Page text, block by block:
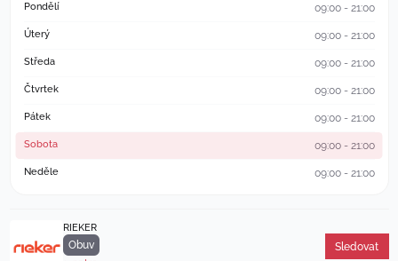
RIEKER
Obuv
Sledovat
Pondělí 09:00 - 21:00
Úterý 09:00 - 21:00
Středa 09:00 - 21:00
Čtvrtek 09:00 - 21:00
Pátek 09:00 - 21:00
Sobota 09:00 - 21:00
Neděle 09:00 - 21:00